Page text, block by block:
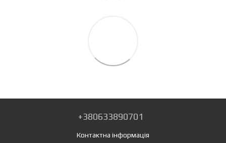
+380633890701
Контактна інформація